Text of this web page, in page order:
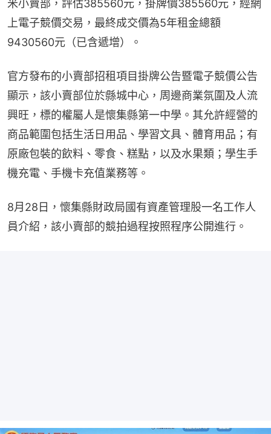
米小賣部，評估385560元，掛牌價385560元，經網
上電子競價交易，最終成交價為5年租金總額
9430560元（已含遞增）。
官方發布的小賣部招租項目掛牌公告暨電子競價公告
顯示，該小賣部位於縣城中心，周邊商業氛圍及人流
興旺，標的權屬人是懷集縣第一中學。其允許經營的
商品範圍包括生活日用品、學習文具、體育用品；有
原廠包裝的飲料、零食、糕點，以及水果類；學生手
機充電、手機卡充值業務等。
8月28日，懷集縣財政局國有資產管理股一名工作人
員介紹，該小賣部的競拍過程按照程序公開進行。